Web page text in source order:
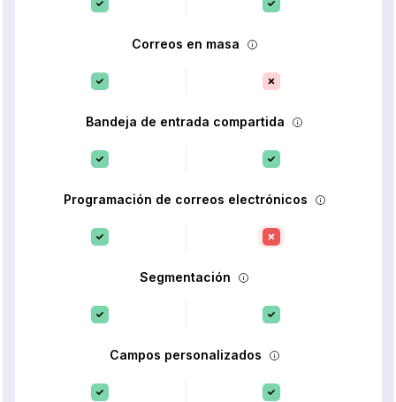
Correos en masa
Bandeja de entrada compartida
Programación de correos electrónicos
Segmentación
Campos personalizados